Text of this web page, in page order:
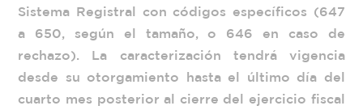
Sistema Registral con códigos específicos (647
a 650, según el tamaño, o 646 en caso de
rechazo). La caracterización tendrá vigencia
desde su otorgamiento hasta el último día del
cuarto mes posterior al cierre del ejercicio fiscal